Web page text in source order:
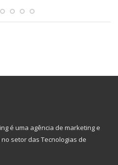
é uma agência de marketing e
setor das Tecnologias de